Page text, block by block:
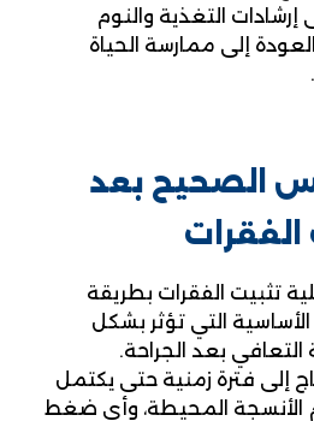
إرشادات التغذية والنوم
إلى ممارسة الحياة
الصحيح بعد
تثبيت الفقرات بطريقة
التي تؤثر بشكل
بعد الجراحة.
إلى فترة زمنية حتى يكتمل
الأنسجة المحيطة، وأي ضغط